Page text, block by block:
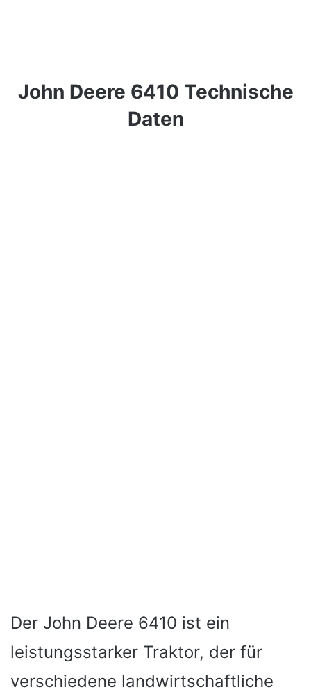
John Deere 6410 Technische
Daten
Der John Deere 6410 ist ein
leistungsstarker Traktor, der für
verschiedene landwirtschaftliche